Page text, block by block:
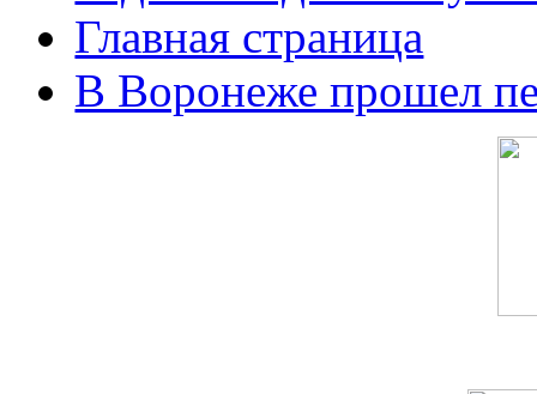
Главная страница
В Воронеже прошел